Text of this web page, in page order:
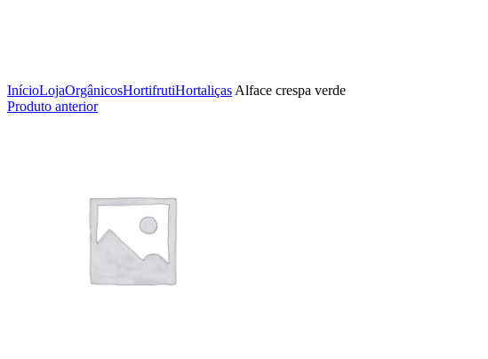
InícioLojaOrgânicosHortifrutiHortaliçasAlface crespa verde
Produto anterior